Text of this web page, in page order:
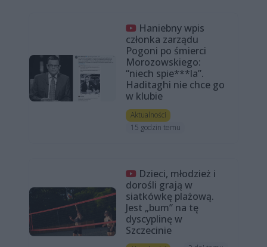
Haniebny wpis
członka zarządu
Pogoni po śmierci
Morozowskiego:
“niech spie***la”.
Haditaghi nie chce go
w klubie
Aktualności
15 godzin temu
Dzieci, młodzież i
dorośli grają w
siatkówkę plażową.
Jest „bum” na tę
dyscyplinę w
Szczecinie